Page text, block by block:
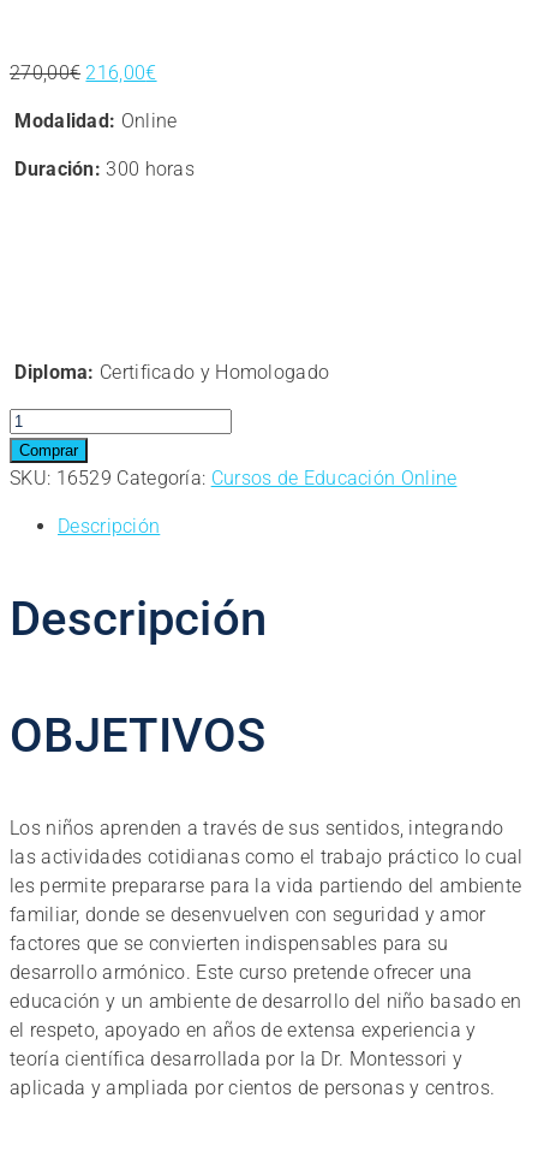
270,00€ El
original
era:
216,00€
actual
Modalidad: Online
Duración: 300 horas
Diploma: Certificado y Homologado
Curso
online.
Técnico
cantidad
Comprar
SKU: 16529 Categoría: Cursos de Educación Online
Descripción
Descripción
OBJETIVOS
Los niños aprenden a través de sus sentidos, integrando
las actividades cotidianas como el trabajo práctico lo cual
les permite prepararse para la vida partiendo del ambiente
familiar, donde se desenvuelven con seguridad y amor
factores que se convierten indispensables para su
desarrollo armónico. Este curso pretende ofrecer una
educación y un ambiente de desarrollo del niño basado en
el respeto, apoyado en años de extensa experiencia y
teoría científica desarrollada por la Dr. Montessori y
aplicada y ampliada por cientos de personas y centros.